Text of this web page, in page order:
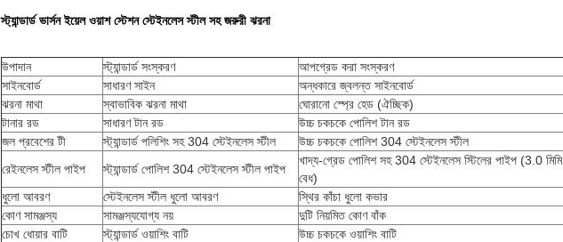
স্ট্যান্ডার্ড ভার্সন ইয়েল ওয়াশ স্টেশন স্টেইনলেস স্টীল সহ জরুরী ঝরনা
উপাদান স্ট্যান্ডার্ড সংস্করণ
আপগ্রেড করা সংস্করণ
সাইনবোর্ড
সাধারণ সাইন
অন্ধকারে জ্বলন্ত সাইনবোর্ড
ঝরনা মাথা
স্বাভাবিক ঝরনা মাথা
ঘোরানো স্প্রে হেড (ঐচ্ছিক)
টানার রড
সাধারণ টান রড
উচ্চ চকচকে পোলিশ টান রড
জল প্রবেশের টী
স্ট্যান্ডার্ড পলিশিং সহ 304 স্টেইনলেস স্টীল
উচ্চ চকচকে পোলিশ 304 স্টেইনলেস স্টীল
রেইনলেস স্টীল পাইপ
স্ট্যান্ডার্ড পোলিশ 304 স্টেইনলেস স্টীল পাইপ
খাদ্য-গ্রেড পোলিশ সহ 304 স্টেইনলেস স্টিলের পাইপ (3.0 মিমি
বেধ)
ধুলো আবরণ
স্টেইনলেস স্টীল ধুলো আবরণ
স্থির কাঁচা ধুলো কভার
কোণ সামঞ্জস্য
সামঞ্জস্যযোগ্য নয়
দুটি নিয়মিত কোণ বাঁক
চোখ ধোয়ার বাটি
স্ট্যান্ডার্ড ওয়াশিং বাটি
উচ্চ চকচকে ওয়াশিং বাটি